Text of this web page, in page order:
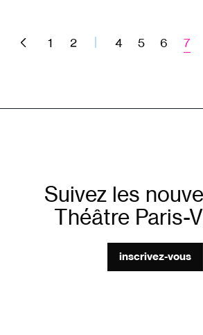
1 2 4 5 6 7
Suivez les
Théâtre Paris-
inscrivez-vous